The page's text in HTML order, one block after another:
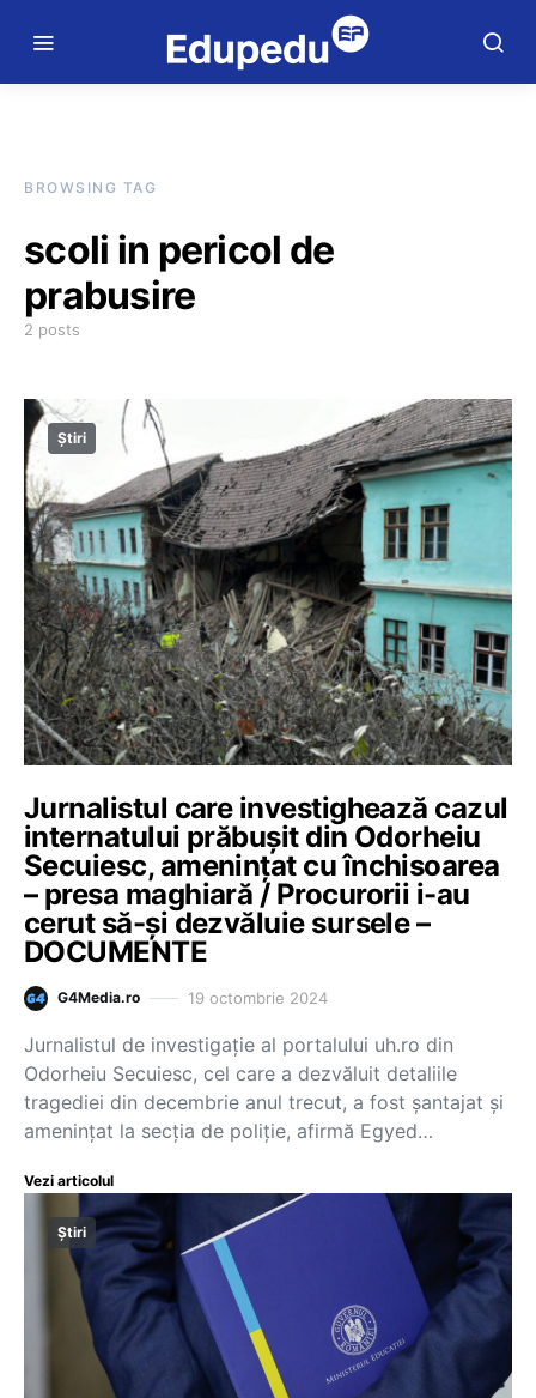
BROWSING TAG
scoli in pericol de
prabusire
2 posts
Știri
Jurnalistul care investighează cazul
internatului prăbușit din Odorheiu
Secuiesc, amenințat cu închisoarea
– presa maghiară / Procurorii i-au
cerut să-și dezvăluie sursele –
DOCUMENTE
G4Media.ro 19 octombrie 2024
Jurnalistul de investigație al portalului uh.ro din
Odorheiu Secuiesc, cel care a dezvăluit detaliile
tragediei din decembrie anul trecut, a fost șantajat și
amenințat la secția de poliție, afirmă Egyed…
Vezi articolul
Știri